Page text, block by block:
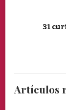
31
Artículos